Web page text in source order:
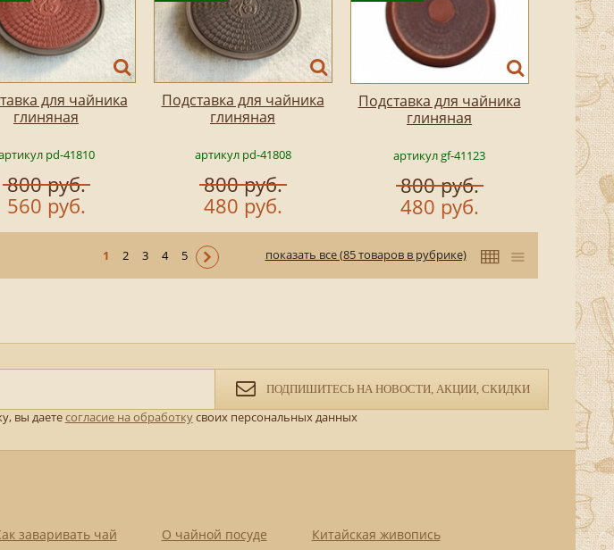
для чайника
глиняная
pd-41810
800 руб.
560 руб.
Подставка для чайника
глиняная
артикул pd-41808
800 руб.
480 руб.
Подставка для чайника
глиняная
артикул gf-41123
800 руб.
480 руб.
1 2 3 4 5 показать все (85 товаров в рубрике)
ПОДПИШИТЕСЬ НА НОВОСТИ, АКЦИИ, СКИДКИ
вы даетесогласие на обработкусвоих персональных данных
заваривать чай
О чайной посуде
Китайская живопись